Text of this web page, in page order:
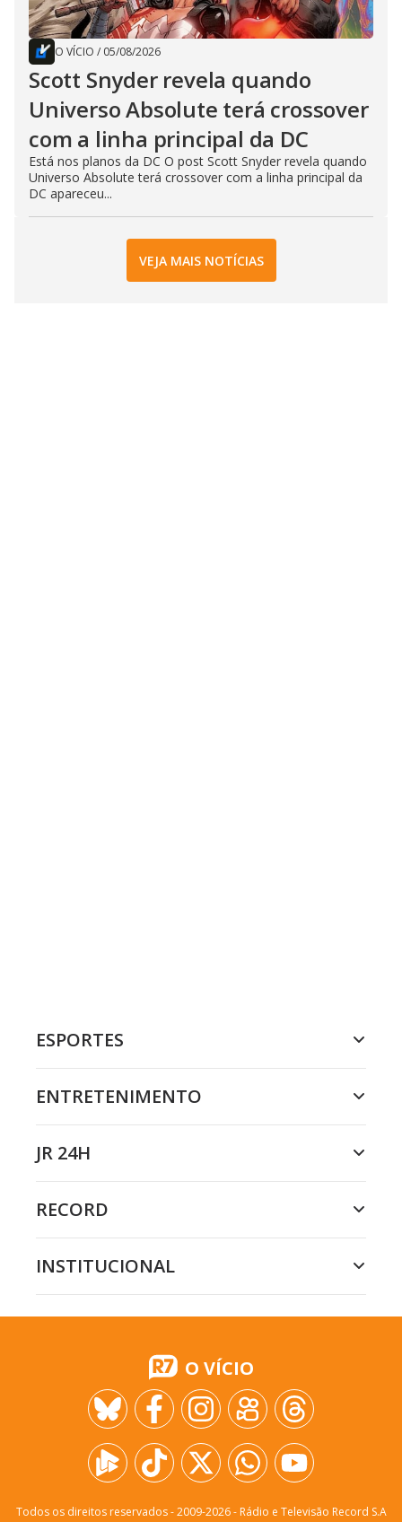
O VÍCIO / 05/08/2026
Scott Snyder revela quando
Universo Absolute terá crossover
com a linha principal da DC
Está nos planos da DC O post Scott Snyder revela quando
Universo Absolute terá crossover com a linha principal da
DC apareceu...
VEJA MAIS NOTÍCIAS
ESPORTES
ENTRETENIMENTO
JR 24H
RECORD
INSTITUCIONAL
O VÍCIO
Todos os direitos reservados - 2009-2026- Rádio e Televisão Record S.A